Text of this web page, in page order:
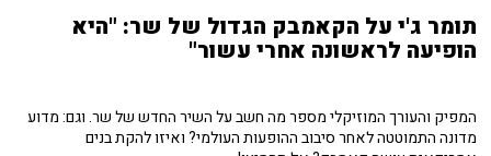
תומר ג'י על הקאמבק הגדול של שר: "היא
הופיעה לראשונה אחרי עשור"
המפיק והעורך המוזיקלי מספר מה חשב על השיר החדש של שר. וגם: מדוע
מדונה התמוטטה לאחר סיבוב ההופעות העולמי? ואיזו להקת בנים